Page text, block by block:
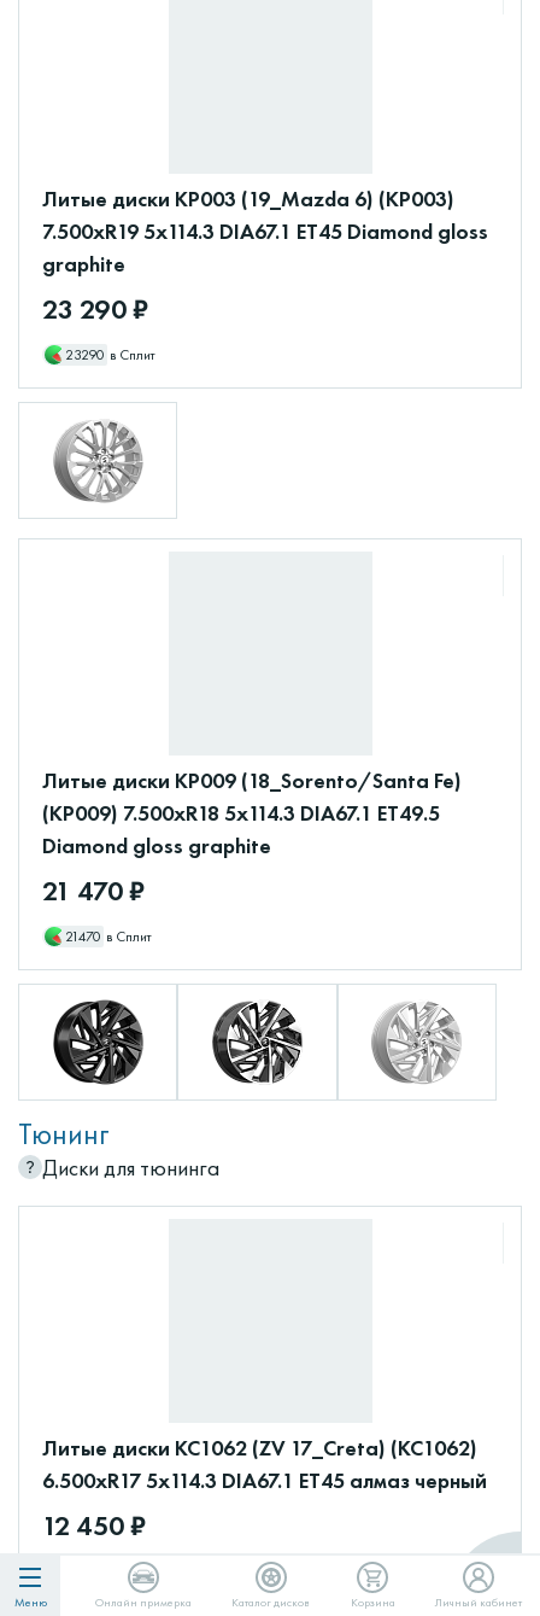
Литые диски КР003 (19_Mazda 6) (КР003)
7.500xR19 5x114.3 DIA67.1 ET45 Diamond gloss
graphite
23 290 ₽
23290 в Сплит
Литые диски КР009 (18_Sorento/Santa Fe)
(КР009) 7.500xR18 5x114.3 DIA67.1 ET49.5
Diamond gloss graphite
21 470 ₽
21470 в Сплит
Тюнинг
Диски для тюнинга
Литые диски КС1062 (ZV 17_Creta) (КС1062)
6.500xR17 5x114.3 DIA67.1 ET45 алмаз черный
12 450 ₽
в Сплит
Меню Онлайн примерка Каталог дисков Корзина Личный кабинет